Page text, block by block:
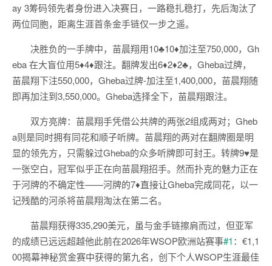
ay 3筹码领先者身份进入决赛日，一路稳扎稳打，先后淘汰了
两位同胞，距离生涯首条金手链仅一步之遥。
决胜负的一手牌中，苗晨翔用10♣10♦加注至750,000，Gh
eba 在大盲位用5♦4♦跟注。翻牌发出6♦2♦2♣，Gheba过牌，
苗晨翔下注550,000，Gheba过牌-加注至1,400,000，苗晨翔随
即再加注到3,550,000。Gheba选择全下，苗晨翔跟注。
双方亮牌：苗晨翔手凭借公共牌的两张2组成两对；Gheb
a则是同时拥有同花和顺子听牌。苗晨翔的两对在翻牌圈是明
显的领先方，只需躲过Gheba的众多听牌即可封王。转牌9♥是
一张空白，冠军似乎正在向苗晨翔招手。然而扑克的魅力正在
于河牌的不确定性——河牌的7♦直接让Gheba完成同花，以一
记残酷的河杀将苗晨翔淘汰在第二名。
苗晨翔获得335,290美元，虽与金手链擦肩而过，但亚军
的成绩已远远超越他此前在2026年WSOP欧洲站赛事#1：€1,1
00揭幕神秘赏金赛中获得的第九名，创下个人WSOP生涯最佳